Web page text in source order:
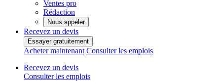
Ventes pro
Rédaction
Nous appeler
Recevez un devis
Essayer gratuitement
Acheter maintenant Consulter les emplois
Recevez un devis
Consulter les emplois